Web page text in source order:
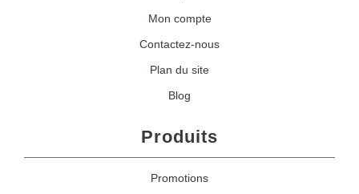
Mon compte
Contactez-nous
Plan du site
Blog
Produits
Promotions